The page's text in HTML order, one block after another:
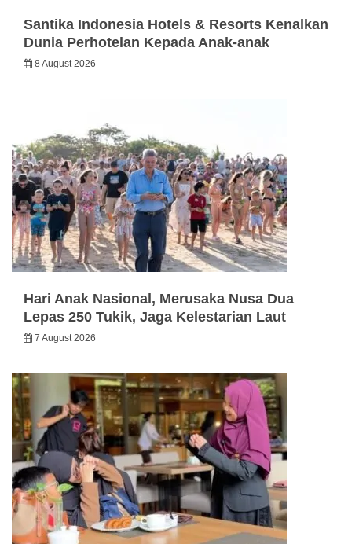
Santika Indonesia Hotels & Resorts Kenalkan
Dunia Perhotelan Kepada Anak-anak
8 August 2026
Hari Anak Nasional, Merusaka Nusa Dua
Lepas 250 Tukik, Jaga Kelestarian Laut
7 August 2026